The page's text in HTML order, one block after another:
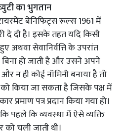
का भुगतान
बेनिफिट्स रूल्स 1961 में
दे दी है। इसके तहत यदि किसी
अथवा सेवानिर्वत्ति के उपरांत
बिना हो जाती है और उसने अपने
न ही कोई नॉमिनी बनाया है तो
को किया जा सकता है जिसके पक्ष में
प्रमाण पत्र प्रदान किया गया हो।
कि पहले कि व्यवस्था में ऐसे व्यक्ति
को चली जाती थी।